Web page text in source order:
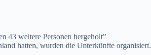
43 weitere Personen hergeholt”
hatten, wurden die Unterkünfte organisiert.